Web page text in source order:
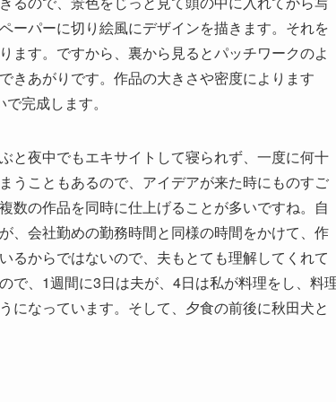
ーパーに切り絵風にデザインを描きます。それを
ます。ですから、裏から見るとパッチワークのよ
きあがりです。作品の大きさや密度によります
完成します。
と夜中でもエキサイトして寝られず、一度に何十
うこともあるので、アイデアが来た時にものすご
数の作品を同時に仕上げることが多いですね。自
、会社勤めの勤務時間と同様の時間をかけて、作
るからではないので、夫もとても理解してくれて
で、1週間に3日は夫が、4日は私が料理をし、料
になっています。そして、夕食の前後に秋田犬と